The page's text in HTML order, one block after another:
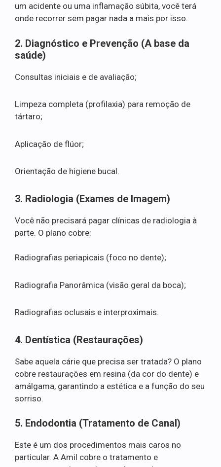
um acidente ou uma inflamação súbita, você terá
onde recorrer sem pagar nada a mais por isso.
2. Diagnóstico e Prevenção (A base da
saúde)
Consultas iniciais e de avaliação;
Limpeza completa (profilaxia) para remoção de
tártaro;
Aplicação de flúor;
Orientação de higiene bucal.
3. Radiologia (Exames de Imagem)
Você não precisará pagar clínicas de radiologia à
parte. O plano cobre:
Radiografias periapicais (foco no dente);
Radiografia Panorâmica (visão geral da boca);
Radiografias oclusais e interproximais.
4. Dentística (Restaurações)
Sabe aquela cárie que precisa ser tratada? O plano
cobre restaurações em resina (da cor do dente) e
amálgama, garantindo a estética e a função do seu
sorriso.
5. Endodontia (Tratamento de Canal)
Este é um dos procedimentos mais caros no
particular. A Amil cobre o tratamento e